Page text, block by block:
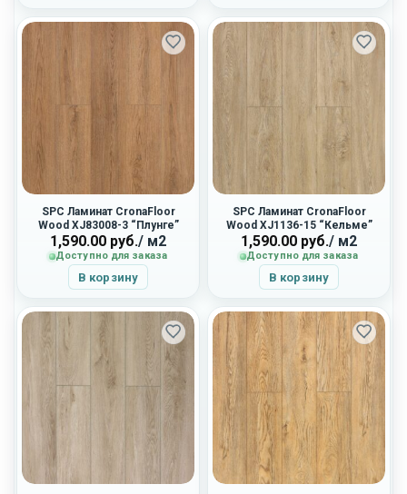
SPC Ламинат CronaFloor
Wood XJ83008-3 “Плунге”
1,590.00 руб./ м2
Доступно для заказа
В корзину
SPC Ламинат CronaFloor
Wood XJ1136-15 “Кельме”
1,590.00 руб./ м2
Доступно для заказа
В корзину